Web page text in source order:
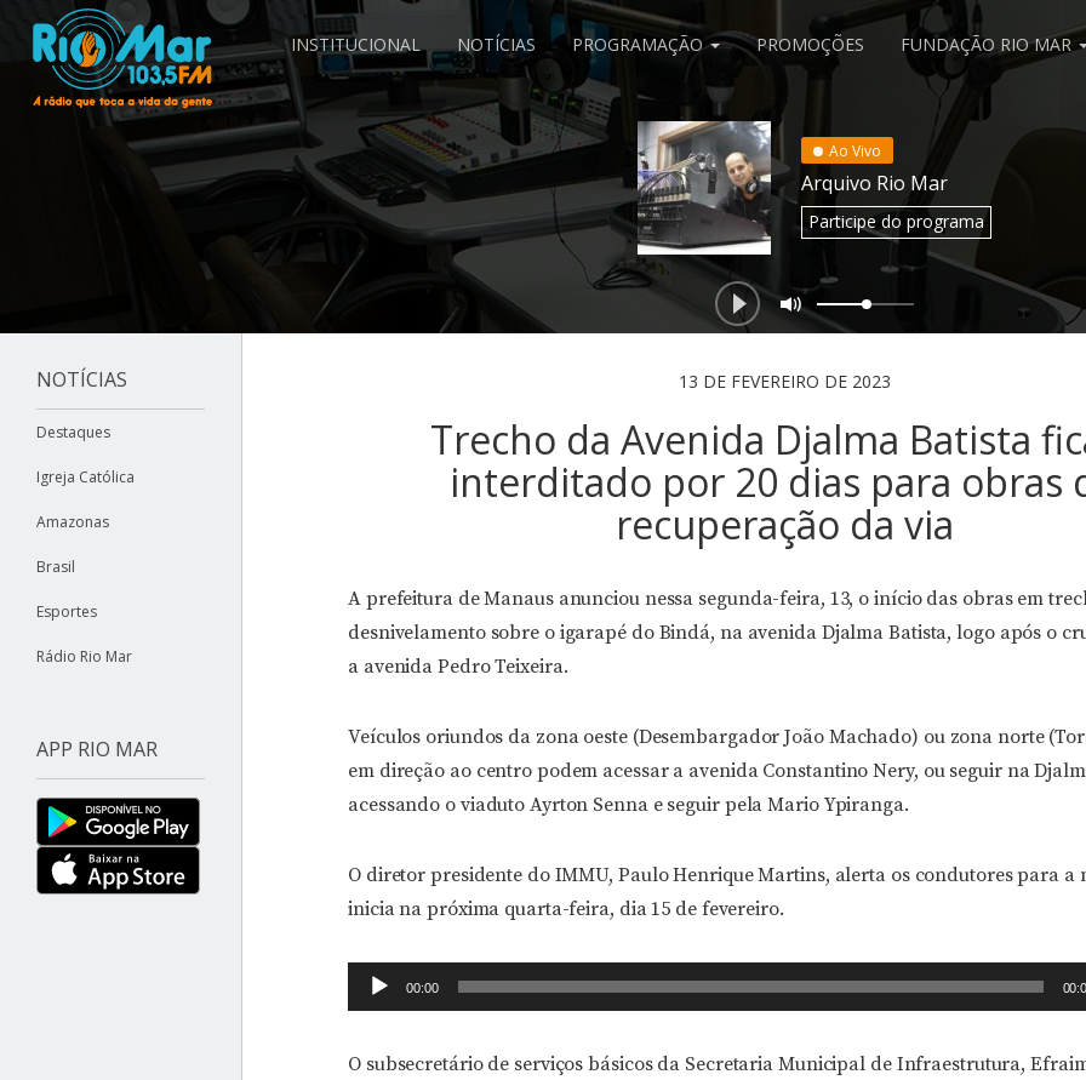
INSTITUCIONAL NOTÍCIAS PROGRAMAÇÃO PROMOÇÕES FUNDAÇÃO RIO MAR
Ao Vivo
Arquivo Rio Mar
Participedo programa
NOTÍCIAS
Destaques
Igreja Católica
Amazonas
Brasil
Esportes
Rádio Rio Mar
APP RIO MAR
13 DE FEVEREIRO DE 2023
Trecho da Avenida Djalma Batista
interditado por 20 dias para obras
recuperação da via
A prefeitura de Manaus anunciou nessa segunda-feira, 13, o início das obras em
desnivelamento sobre o igarapé do Bindá, na avenida Djalma Batista, logo após o
a avenida Pedro Teixeira.
Veículos oriundos da zona oeste (Desembargador João Machado) ou zona norte
em direção ao centro podem acessar a avenida Constantino Nery, ou seguir na
acessando o viaduto Ayrton Senna e seguir pela Mario Ypiranga.
O diretor presidente do IMMU, Paulo Henrique Martins, alerta os condutores para a
inicia na próxima quarta-feira, dia 15 de fevereiro.
Tocador
de
00:00
O subsecretário de serviços básicos da Secretaria Municipal de Infraestrutura,